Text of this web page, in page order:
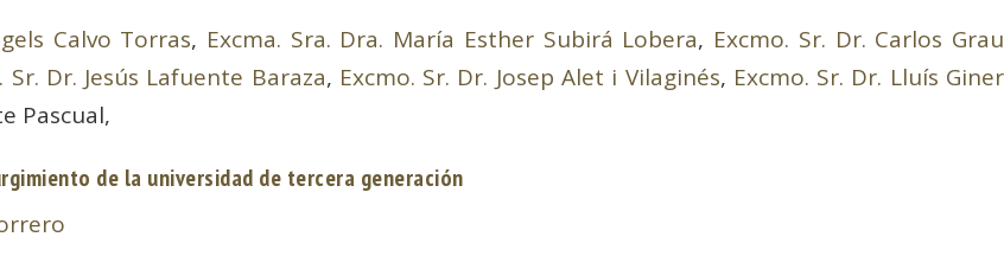
Calvo Torras, Excma. Sra. Dra. María Esther Subirá Lobera, Excmo. Sr. Dr. Carlos Grau
Sr. Dr. Jesús Lafuente Baraza, Excmo. Sr. Dr. Josep Alet i Vilaginés, Excmo. Sr. Dr. Lluís Giner
Pascual,
de la universidad de tercera generación